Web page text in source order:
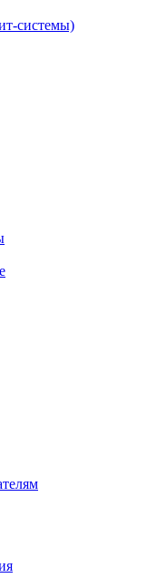
системы)